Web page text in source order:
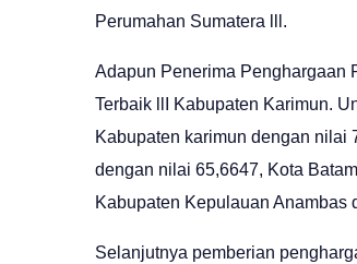
Perumahan Sumatera lll.
Adapun Penerima Penghargaan
Terbaik llI Kabupaten Karimun.
Kabupaten karimun dengan nilai
dengan nilai 65,6647, Kota
Kabupaten Kepulauan Anambas
Selanjutnya pemberian